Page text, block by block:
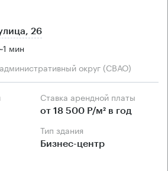
26
~1 мин
округ (СВАО)
Ставка арендной платы
от 18 500 Р/м² в год
Тип здания
Бизнес-центр